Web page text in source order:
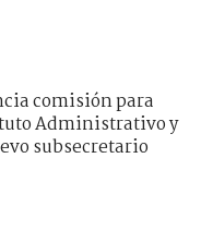
comisión para
Administrativo y
subsecretario